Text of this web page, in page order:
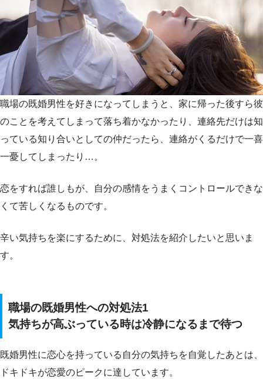
職場の既婚男性を好きになってしまうと、家に帰った後すら彼
のことを考えてしまって落ち着かなかったり、連絡先だけは知
っている知り合いとしての仲だったら、連絡がくるだけで一喜
一憂してしまったり…。
恋をすれば誰しもが、自分の感情をうまくコントロールできな
くて苦しくなるものです。
辛い気持ちを楽にするために、対処法を紹介したいと思いま
す。
職場の既婚男性への対処法1
気持ちが高ぶっている時は冷静になるまで待つ
既婚男性に恋心を持っている自分の気持ちを自覚したあとは、
ドキドキが恋愛のピークに達しています。